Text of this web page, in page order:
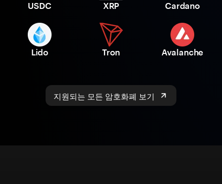
USDC XRP Cardano
Lido Tron Avalanche
지원되는 모든 암호화폐 보기